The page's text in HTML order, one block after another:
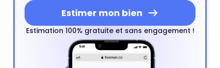
Estimer mon bien
Estimation 100% gratuite et sans engagement !